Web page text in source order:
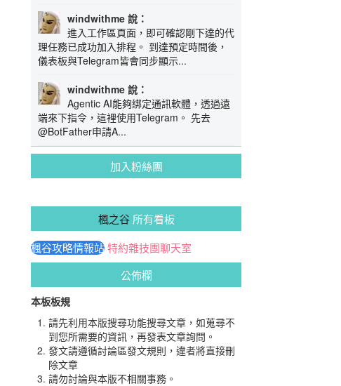
windwithme 說：
進入工作區頁面，即可確認剛下達的代
理任務已成功加入排程。 到達預定時間後，
儀表板與Telegram皆會同步顯示...
windwithme 說：
Agentic AI能夠綁定通訊軟體，透過遠
端來下指令，這裡使用Telegram。 先去
@BotFather申請A...
加入粉絲團
楓之谷 所有看板
楓谷攻略情報站特約雜技團聊天室
公佈欄
本板板規
請先利用本版搜尋功能搜尋文章，如蒐尋不
到您所需要的資訊，再發表文章詢問。
發文請遵循討論區發文規則，違者將直接刪
除文章
請勿討論與本版不相關事務。